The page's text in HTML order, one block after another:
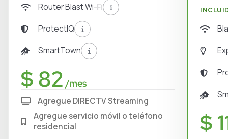
$ 82 /mes
Router Blast Wi-Fi
ProtectIQ
SmartTown
Agregue DIRECTV Streaming
Agregue servicio móvil o teléfono
residencial
$